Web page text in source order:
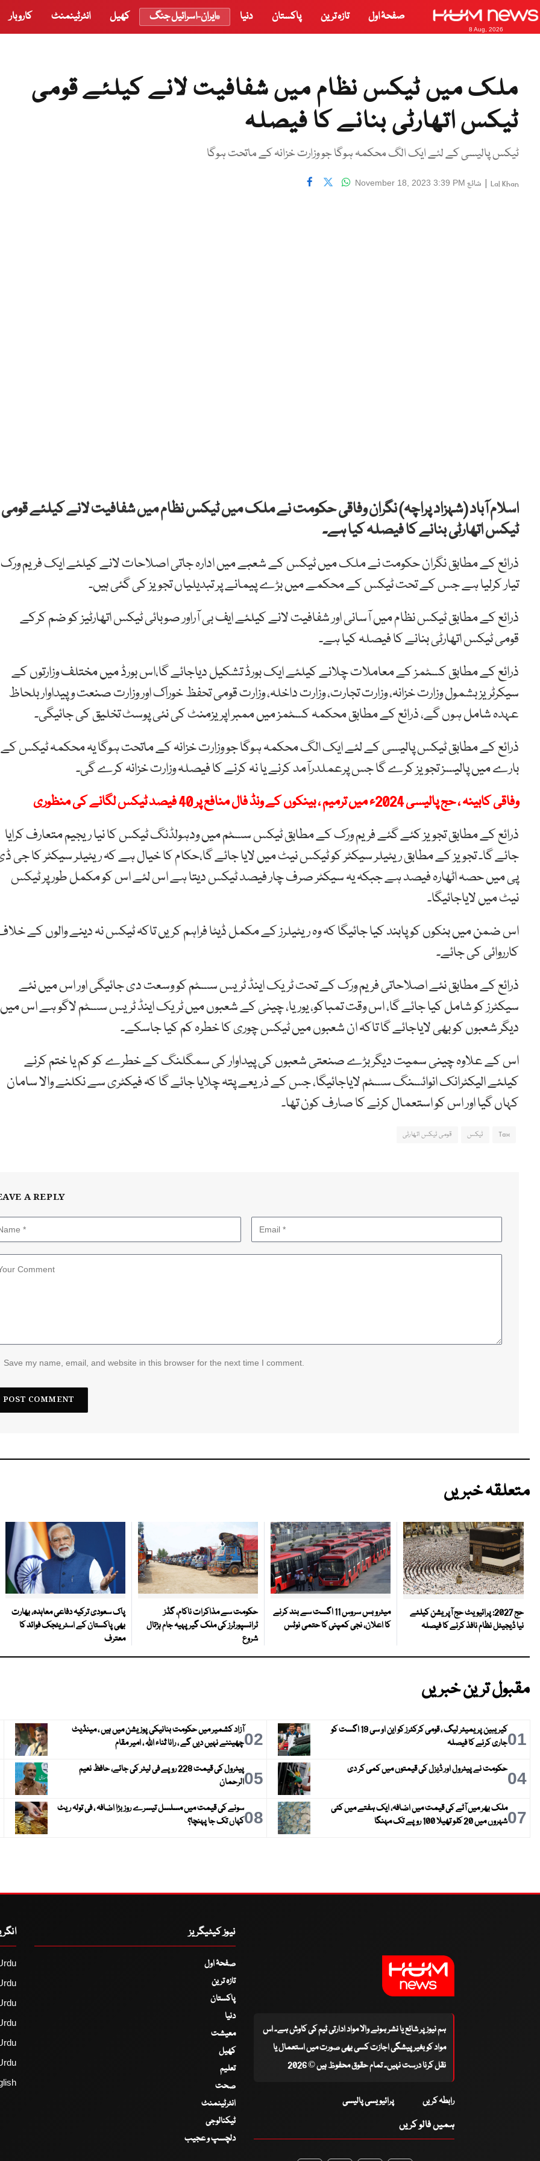
8 Aug, 2026
صفحۂ اول تازہ ترین پاکستان دنیا ایران-اسرائیل جنگ کھیل انٹرٹینمنٹ کاروبار
ملک میں ٹیکس نظام میں شفافیت لانے کیلئے قومی
ٹیکس اتھارٹی بنانے کا فیصلہ
ٹیکس پالیسی کے لئے ایک الگ محکمہ ہوگا جو وزارت خزانہ کے ماتحت ہوگا
Lal Khan
| شائع November 18, 2023 3:39 PM
اسلام آباد (شہزاد پراچہ) نگران وفاقی حکومت نے ملک میں ٹیکس نظام میں شفافیت لانے کیلئے قومی
ٹیکس اتھارٹی بنانے کا فیصلہ کیا ہے۔
ذرائع کے مطابق نگران حکومت نے ملک میں ٹیکس کے شعبے میں ادارہ جاتی اصلاحات لانے کیلئے ایک فریم ورک
تیار کرلیا ہے جس کے تحت ٹیکس کے محکمے میں بڑے پیمانے پر تبدیلیاں تجویز کی گئی ہیں۔
ذرائع کے مطابق ٹیکس نظام میں آسانی اور شفافیت لانے کیلئے ایف بی آراور صوبائی ٹیکس اتھارٹیز کو ضم کرکے
قومی ٹیکس اتھارٹی بنانے کا فیصلہ کیا ہے۔
ذرائع کے مطابق کسٹمز کے معاملات چلانے کیلئے ایک بورڈ تشکیل دیاجائے گا،اس بورڈ میں مختلف وزارتوں کے
سیکرٹریز بشمول وزارت خزانہ، وزارت تجارت، وزارت داخلہ، وزارت قومی تحفظ خوراک اور وزارت صنعت و پیداوار بلحاظ
عہدہ شامل ہوں گے، ذرائع کے مطابق محکمہ کسٹمز میں ممبر اپریزمنٹ کی نئی پوسٹ تخلیق کی جائیگی۔
ذرائع کے مطابق ٹیکس پالیسی کے لئے ایک الگ محکمہ ہوگا جو وزارت خزانہ کے ماتحت ہوگا یہ محکمہ ٹیکس کے
بارے میں پالیسز تجویز کرے گا جس پرعملدرآمد کرنے یا نہ کرنے کا فیصلہ وزارت خزانہ کرے گی۔
وفاقی کابینہ ، حج پالیسی 2024ء میں ترمیم ، بینکوں کے ونڈ فال منافع پر 40 فیصد ٹیکس لگانے کی منظوری
ذرائع کے مطابق تجویز کئے گئے فریم ورک کے مطابق ٹیکس سسٹم میں ودہولڈنگ ٹیکس کا نیا ریجیم متعارف کرایا
جائے گا۔ تجویز کے مطابق ریٹیلر سیکٹر کو ٹیکس نیٹ میں لایا جائے گا،حکام کا خیال ہے کہ ریٹیلر سیکٹر کا جی
پی میں حصہ اٹھارہ فیصد ہے جبکہ یہ سیکٹر صرف چار فیصد ٹیکس دیتا ہے اس لئے اس کو مکمل طور پر ٹیکس
نیٹ میں لایاجائیگا۔
اس ضمن میں بنکوں کو پابند کیا جائیگا کہ وہ ریٹیلرز کے مکمل ڈیٹا فراہم کریں تاکہ ٹیکس نہ دینے والوں کے
کارروائی کی جائے۔
ذرائع کے مطابق نئے اصلاحاتی فریم ورک کے تحت ٹریک اینڈ ٹریس سسٹم کو وسعت دی جائیگی اور اس میں نئے
سیکٹرز کو شامل کیا جائے گا، اس وقت تمباکو، یوریا، چینی کے شعبوں میں ٹریک اینڈ ٹریس سسٹم لاگو ہے اس میں
دیگر شعبوں کو بھی لایاجائے گا تاکہ ان شعبوں میں ٹیکس چوری کا خطرہ کم کیا جاسکے۔
اس کے علاوہ چینی سمیت دیگر بڑے صنعتی شعبوں کی پیداوار کی سمگلنگ کے خطرے کو کم یا ختم کرنے
کیلئے الیکٹرانک انوائسنگ سسٹم لایاجائیگا، جس کے ذریعے پتہ چلایا جائے گا کہ فیکٹری سے نکلنے والا سامان
کہاں گیا اور اس کو استعمال کرنے کا صارف کون تھا۔
Tax ٹیکس قومی ٹیکس اتھارٹی
A REPLY
Save my name, email, and website in this browser for the next time I comment.
متعلقہ خبریں
حج 2027: پرائیویٹ حج آپریشن کیلئے
نیا ڈیجیٹل نظام نافذ کرنے کا فیصلہ
میٹرو بس سروس 11 اگست سے بند کرنے
کا اعلان، نجی کمپنی کا حتمی نوٹس
حکومت سے مذاکرات ناکام، گڈز
ٹرانسپورٹرز کی ملک گیر پہیہ جام ہڑتال
شروع
پاک سعودی ترکیہ دفاعی معاہدہ، بھارت
بھی پاکستان کے اسٹریٹجک فوائد کا
معترف
مقبول ترین خبریں
01
کیریبین پریمیئر لیگ ، قومی کرکٹرز کو این او سی 19 اگست کو
جاری کرنے کا فیصلہ
02آزاد کشمیر میں حکومت بنانیکی پوزیشن میں ہیں ، مینڈیٹ
چھیننے نہیں دیں گے ، رانا ثناء اللہ ، امیر مقام
04حکومت نے پیٹرول اور ڈیزل کی قیمتوں میں کمی کر دی 05
پیٹرول کی قیمت 228 روپے فی لیٹر کی جائے، حافظ نعیم
الرحمان
07ملک بھر میں آٹے کی قیمت میں اضافہ، ایک ہفتے میں کئی
شہروں میں 20 کلو تھیلا 100 روپے تک مہنگا
08سونے کی قیمت میں مسلسل تیسرے روز بڑا اضافہ ، فی تولہ ریٹ
کہاں تک جا پہنچا؟
ہم نیوز پر شائع یا نشر ہونے والا مواد ادارتی ٹیم کی کاوش ہے۔ اس
مواد کو بغیر پیشگی اجازت کسی بھی صورت میں استعمال یا
نقل کرنا درست نہیں۔ تمام حقوق محفوظ ہیں © 2026
رابطہ کریں پرائیویسی پالیسی
ہمیں فالو کریں
نیوز کیٹیگریز
صفحۂ اول
تازہ ترین
پاکستان
دنیا
معیشت
کھیل
تعلیم
صحت
انٹرٹینمنٹ
ٹیکنالوجی
دلچسپ و عجیب